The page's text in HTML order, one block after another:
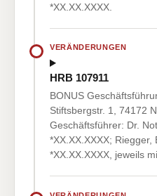
*XX.XX.XXXX.
VERÄNDERUNGEN
HRB 107911
BONUS
Stiftsbergstr. 1, 74172
Geschäftsführer: Dr.
*XX.XX.XXXX; Riegger,
*XX.XX.XXXX, jeweils